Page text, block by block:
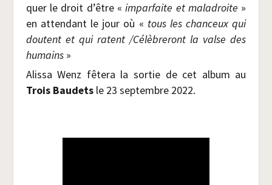
quer le droit d’être «impar­faite et mal­adroite »
en atten­dant le jour où « tous les chan­ceux qui
doutent et qui ratent /​Célè­bre­ront la valse des
humains »
Alis­sa Wenz fête­ra la sor­tie de cet album au
Trois Bau­detsle 23 sep­tembre 2022.